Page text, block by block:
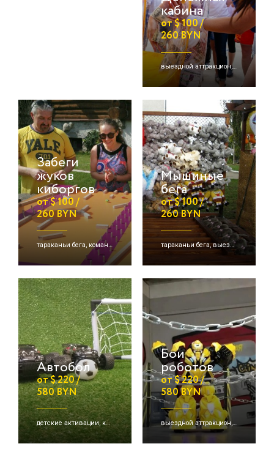
кабина
от $ 100 /
260 BYN
выездной аттракцион, денежные кабины, надувные аттракционы/игры
Забеги
жуков
киборгов
от $ 100 /
260 BYN
тараканьи бега, командная игра
Мышиные
бега
от $ 100 /
260 BYN
тараканьи бега, выездная игра
Автобол
от $ 220 /
580 BYN
детские активации, командная игра, выездная игра
Бои
роботов
от $ 220 /
580 BYN
выездной аттракцион, выездная игра, детские активации